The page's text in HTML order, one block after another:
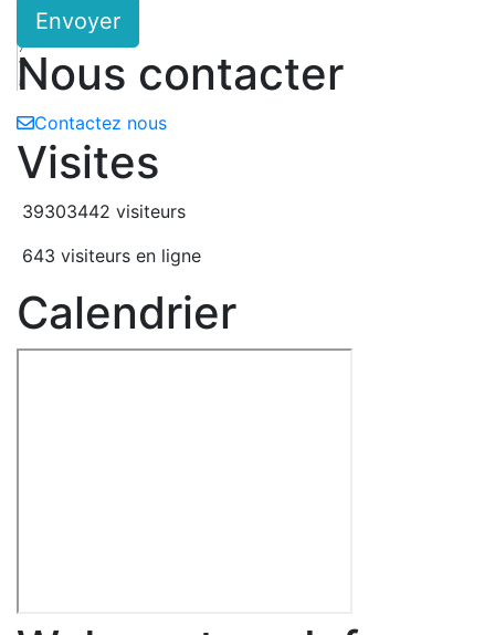
7
f
8
Envoyer
Nous contacter
Contactez nous
Visites
39303442 visiteurs
643 visiteurs en ligne
Calendrier